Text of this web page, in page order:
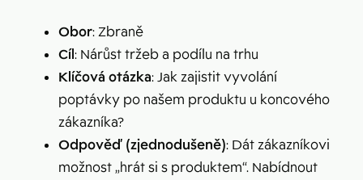
Obor: Zbraně
Cíl: Nárůst tržeb a podílu na trhu
Klíčová otázka: Jak zajistit vyvolání
poptávky po našem produktu u koncového
zákazníka?
Odpověď (zjednodušeně): Dát zákazníkovi
možnost „hrát si s produktem“. Nabídnout